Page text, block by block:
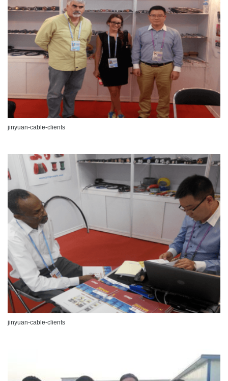
jinyuan-cable-clients
jinyuan-cable-clients